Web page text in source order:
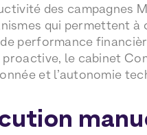
des campagnes
qui permettent
performance
le cabinet
et l’autonomie